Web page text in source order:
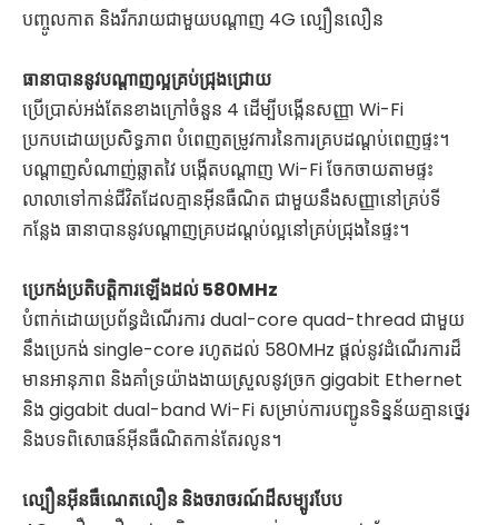
បញ្ចូលកាត និងរីករាយជាមួយបណ្តាញ 4G ល្បឿនលឿន
ធានាបាននូវបណ្តាញល្អគ្រប់ជ្រុងជ្រោយ
ប្រើប្រាស់អង់តែនខាងក្រៅចំនួន 4 ដើម្បីបង្កើនសញ្ញា Wi-Fi
ប្រកបដោយប្រសិទ្ធភាព បំពេញតម្រូវការនៃការគ្របដណ្តប់ពេញផ្ទះ។
បណ្តាញសំណាញ់ឆ្លាតវៃ បង្កើតបណ្តាញ Wi-Fi ចែកចាយតាមផ្ទះ
លាលាទៅកាន់ជីវិតដែលគ្មានអ៊ីនធឺណិត ជាមួយនឹងសញ្ញានៅគ្រប់ទី
កន្លែង ធានាបាននូវបណ្តាញគ្របដណ្តប់ល្អនៅគ្រប់ជ្រុងនៃផ្ទះ។
ប្រេកង់ប្រតិបត្តិការឡើងដល់ 580MHz
បំពាក់ដោយប្រព័ន្ធដំណើរការ dual-core quad-thread ជាមួយ
នឹងប្រេកង់ single-core រហូតដល់ 580MHz ផ្តល់នូវដំណើរការដ៏
មានអានុភាព និងគាំទ្រយ៉ាងងាយស្រួលនូវច្រក gigabit Ethernet
និង gigabit dual-band Wi-Fi សម្រាប់ការបញ្ជូនទិន្នន័យគ្មានថ្នេរ
និងបទពិសោធន៍អ៊ីនធឺណិតកាន់តែរលូន។
ល្បឿនអ៊ីនធឺណេតលឿន និងចរាចរណ៍ដ៏សម្បូរបែប